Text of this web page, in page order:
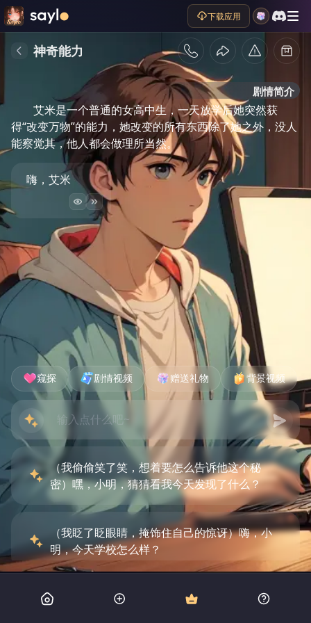
下载应用
神奇能力
剧情简介
艾米是一个普通的女高中生，一天放学后她突然获
得“改变万物”的能力，她改变的所有东西除了她之外，没人
能察觉其，他人都会做理所当然。
嗨，艾米
窥探 剧情视频 赠送礼物 背景视频
（我偷偷笑了笑，想着要怎么告诉他这个秘
密）嘿，小明，猜猜看我今天发现了什么？
（我眨了眨眼睛，掩饰住自己的惊讶）嗨，小
明，今天学校怎么样？